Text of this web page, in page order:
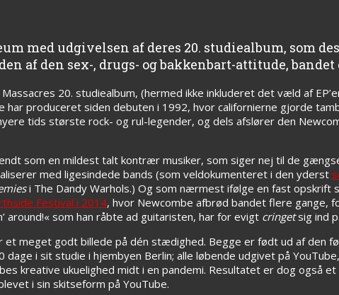
med udgivelsen af deres 20. studiealbum, som
af den sex-, drugs- og bakkenbart-attitude, bandet
20. studiealbum, (hermed ikke inkluderet det væld af
produceret siden debuten i 1992, hvor californierne gjorde
tids største rock- og rul-legender, og dels afslører den
som en mildest talt kontrær musiker, som siger nej til de
med ligesindede bands (som veldokumenteret i den yderst
i The Dandy Warhols.) Og som nærmest ifølge en fast opskrift
Festival i 2014, hvor Newcombe afbrød bandet flere gange,
around!« som han råbte ad guitaristen, har for evigt cringetsig ind
et meget godt billede på dén stædighed. Begge er født ud af den
i sit studie i hjembyen Berlin; alle løbende udgivet på
kreative ukuelighed midt i en pandemi. Resultatet er dog også
i sin skitseform på YouTube.